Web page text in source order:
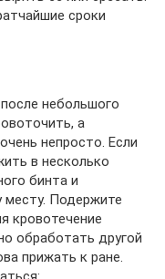
сроки
небольшого
а
непросто. Если
в несколько
бинта и
месту. Подержите
кровотечение
обработать другой
прижать к ране.